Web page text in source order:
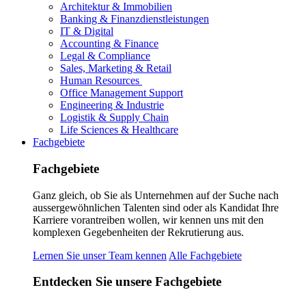
Architektur & Immobilien
Banking & Finanzdienstleistungen
IT & Digital
Accounting & Finance
Legal & Compliance
Sales, Marketing & Retail
Human Resources
Office Management Support
Engineering & Industrie
Logistik & Supply Chain
Life Sciences & Healthcare
Fachgebiete
Fachgebiete
Ganz gleich, ob Sie als Unternehmen auf der Suche nach
aussergewöhnlichen Talenten sind oder als Kandidat Ihre
Karriere vorantreiben wollen, wir kennen uns mit den
komplexen Gegebenheiten der Rekrutierung aus.
Lernen Sie unser Team kennen Alle Fachgebiete
Entdecken Sie unsere Fachgebiete